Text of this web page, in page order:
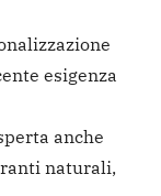
esigenza
anche
naturali,